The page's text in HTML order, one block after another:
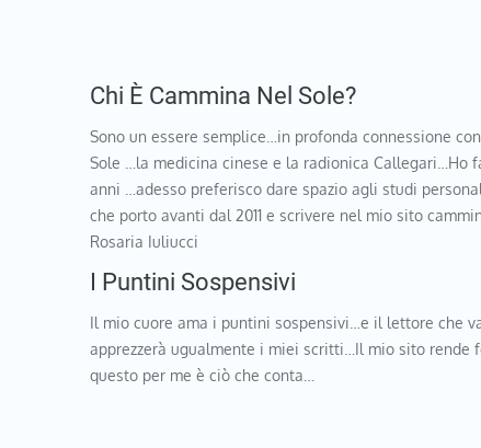
Chi È Cammina Nel Sole?
Sono un essere semplice…in profonda connessione
Sole …la medicina cinese e la radionica Callegari…Ho
anni …adesso preferisco dare spazio agli studi
che porto avanti dal 2011 e scrivere nel mio sito
Rosaria Iuliucci
I Puntini Sospensivi
Il mio cuore ama i puntini sospensivi…e il lettore che
apprezzerà ugualmente i miei scritti…Il mio sito rende
questo per me è ciò che conta…